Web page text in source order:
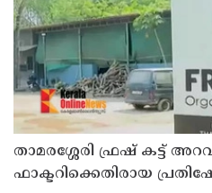
താമരശ്ശേരി ഫ്രഷ് കട്ട്
ഫാക്ടറിക്കെതിരായ